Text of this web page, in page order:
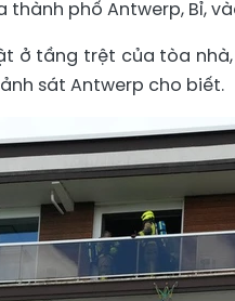
thành phố Antwerp, Bỉ,
ở tầng trệt của tòa
sát Antwerp cho biết.